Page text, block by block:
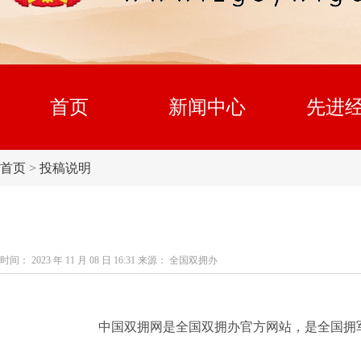
首页 新闻中心 先进
首页 > 投稿说明
时间： 2023 年 11 月 08 日 16:31 来源： 全国双拥办
中国双拥网是全国双拥办官方网站，是全国拥